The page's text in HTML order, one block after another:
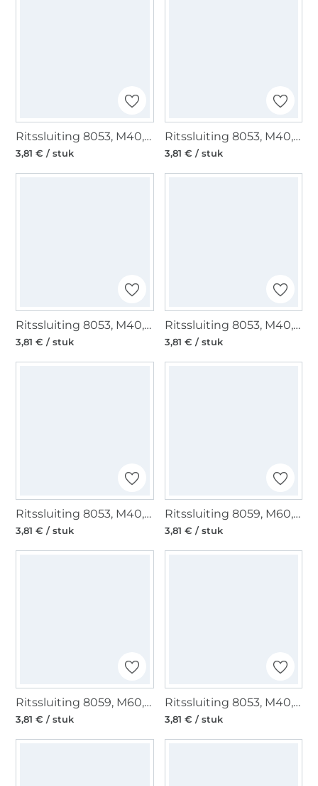
Ritssluiting 8053, M40, jeansblauw
3,81 € / stuk
Ritssluiting 8053, M40, navy
3,81 € / stuk
Ritssluiting 8053, M40, zwart
3,81 € / stuk
Ritssluiting 8053, M40, wit
3,81 € / stuk
Ritssluiting 8053, M40, dunkelgroen
3,81 € / stuk
Ritssluiting 8059, M60, zwart
3,81 € / stuk
Ritssluiting 8059, M60, jeansblauw
3,81 € / stuk
Ritssluiting 8053, M40, lichtblauw
3,81 € / stuk